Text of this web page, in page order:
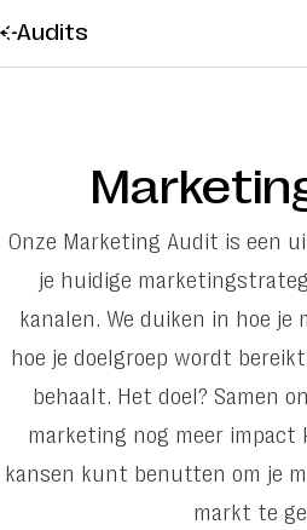
Audits
Cases
About us
Contact
Vacatures
Insights
Audits
Onze Marketing Audit is een
je huidige
kanalen. We duiken in hoe je
hoe je doelgroep wordt
behaalt. Het doel? Samen
marketing nog meer impact
kansen kunt benutten om je
markt te